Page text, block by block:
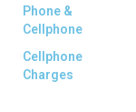
Phone &
Cellphone
Cellphone
Charges